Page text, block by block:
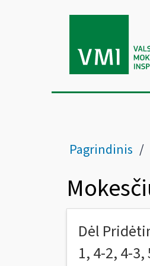
Pagrindinis
Dėl
1, 4-2, 4-